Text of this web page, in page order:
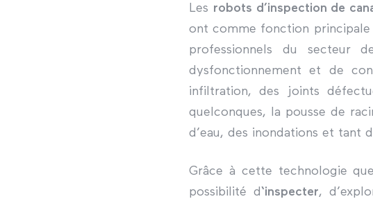
Les robots d’inspection de
ont comme fonction principale
professionnels du secteur
dysfonctionnement et de
infiltration, des joints
quelconques, la pousse de
d’eau, des inondations et tant
Grâce à cette technologie
possibilité d ‘inspecter,